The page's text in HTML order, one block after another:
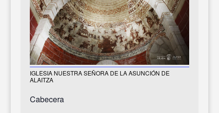
IGLESIA NUESTRA SEÑORA DE LA ASUNCIÓN DE
ALAITZA
Cabecera